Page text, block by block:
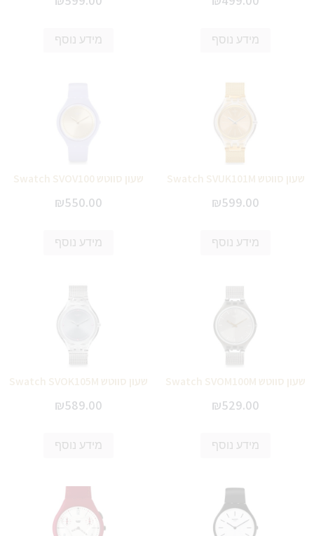
מידע נוסף מידע נוסף
שעון סווטש Swatch SVUK101M
₪599.00
מידע נוסף
שעון סווטש Swatch SVOV100
₪550.00
מידע נוסף
שעון סווטש Swatch SVOM100M
₪529.00
מידע נוסף
שעון סווטש Swatch SVOK105M
₪589.00
מידע נוסף